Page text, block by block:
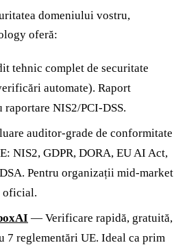
domeniului vostru,
oferă:
tehnic complet de securitate
automate). Raport
NIS2/PCI-DSS.
auditor-grade de conformitate
NIS2, GDPR, DORA, EU AI Act,
Pentru organizații mid-market
oficial.
— Verificare rapidă, gratuită,
7 reglementări UE. Ideal ca prim